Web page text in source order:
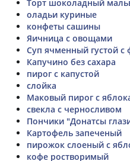
Торт шоколадный
оладьи куриные
конфеты сашины
Яичница с овощами
Суп ячменный густой с
Капучино без сахара
пирог с капустой
слойка
Маковый пирог с
свекла с черносливом
Пончики "Донатсы
Картофель запеченый
пирожок слоеный с
кофе ростворимый